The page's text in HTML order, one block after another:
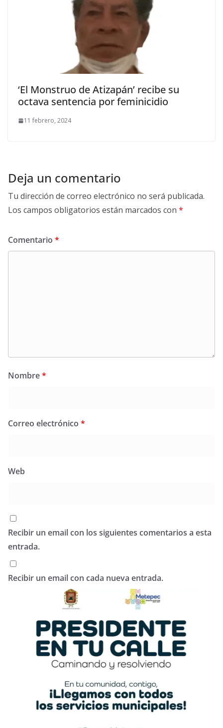
‘El Monstruo de Atizapán’ recibe su
octava sentencia por feminicidio
11 febrero, 2024
Deja un comentario
Tu dirección de correo electrónico no será publicada.
Los campos obligatorios están marcados con *
Comentario *
Nombre*
Correo electrónico *
Web
Recibir un email con los siguientes comentarios a esta
entrada.
Recibir un email con cada nueva entrada.